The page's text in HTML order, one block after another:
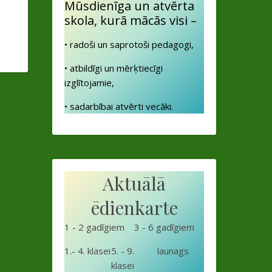
Mūsdienīga un atvērta
skola, kurā mācās visi –
• radoši un saprotoši pedagogi,
• atbildīgi un mērķtiecīgi
izglītojamie,
• sadarbībai atvērti vecāki.
Aktuālā
ēdienkarte
1 - 2 gadīgiem
3 - 6 gadīgiem
1.- 4. klasei5. - 9.
klasei
launags